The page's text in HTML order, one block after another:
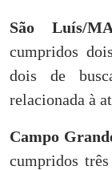
São Luís/
cumpridos
dois de
relacionada à
Campo
cumpridos